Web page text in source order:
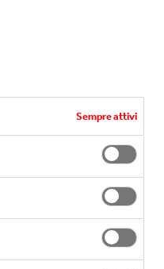
ADDED
Sempre attivi